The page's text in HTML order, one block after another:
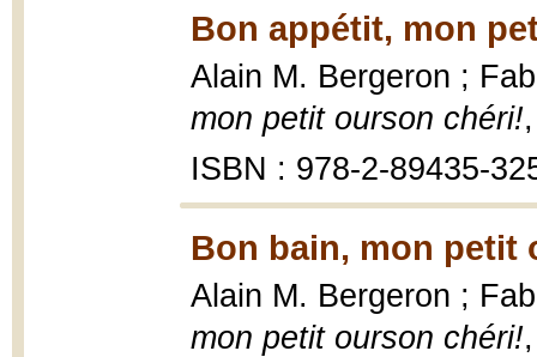
Bon appétit, mon
Alain M. Bergeron ;
mon petit ourson chéri!
ISBN : 978-2-89435-
Bon bain, mon petit
Alain M. Bergeron ;
mon petit ourson chéri!